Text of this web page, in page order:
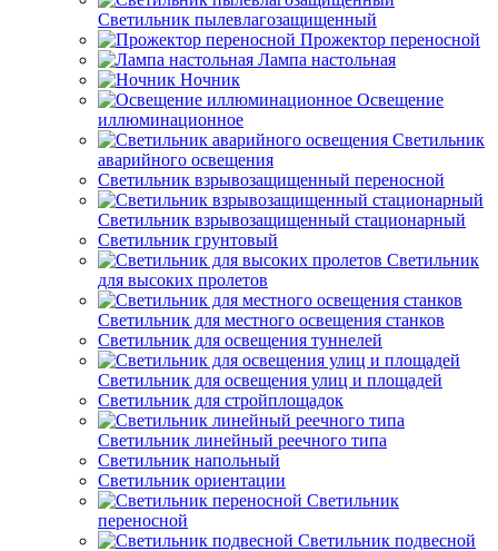
Светильник пылевлагозащищенный
Прожектор переносной
Лампа настольная
Ночник
Освещение
иллюминационное
Светильник
аварийного освещения
Светильник взрывозащищенный переносной
Светильник взрывозащищенный стационарный
Светильник грунтовый
Светильник
для высоких пролетов
Светильник для местного освещения станков
Светильник для освещения туннелей
Светильник для освещения улиц и площадей
Светильник для стройплощадок
Светильник линейный реечного типа
Светильник напольный
Светильник ориентации
Светильник
переносной
Светильник подвесной